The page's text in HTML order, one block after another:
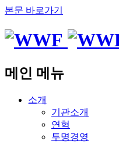
본문 바로가기
메인 메뉴
소개
기관소개
연혁
투명경영